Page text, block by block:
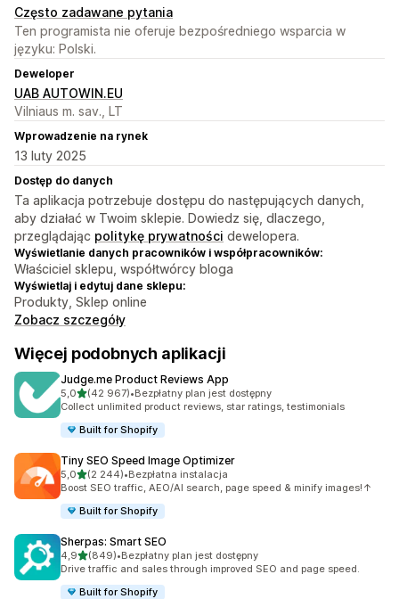
Często zadawane pytania
Ten programista nie oferuje bezpośredniego wsparcia w
języku: Polski.
Deweloper
UAB AUTOWIN.EU
Vilniaus m. sav., LT
Wprowadzenie na rynek
13 luty 2025
Dostęp do danych
Ta aplikacja potrzebuje dostępu do następujących danych,
aby działać w Twoim sklepie. Dowiedz się, dlaczego,
przeglądając politykę prywatności dewelopera.
Wyświetlanie danych pracowników i współpracowników:
Właściciel sklepu, współtwórcy bloga
Wyświetlaj i edytuj dane sklepu:
Produkty, Sklep online
Zobacz szczegóły
Więcej podobnych aplikacji
Judge.me Product Reviews App
5,0na 5 gwiazdek
(42 967)
Łączna liczba recenzji: 42967
•Bezpłatny plan jest dostępny
Collect unlimited product reviews, star ratings, testimonials
Built for Shopify
Tiny SEO Speed Image Optimizer
5,0na 5 gwiazdek
(2 244)
Łączna liczba recenzji: 2244
•Bezpłatna instalacja
Boost SEO traffic, AEO/AI search, page speed & minify images!↑
Built for Shopify
Sherpas: Smart SEO
4,9na 5 gwiazdek
(849)
Łączna liczba recenzji: 849
•Bezpłatny plan jest dostępny
Drive traffic and sales through improved SEO and page speed.
Built for Shopify